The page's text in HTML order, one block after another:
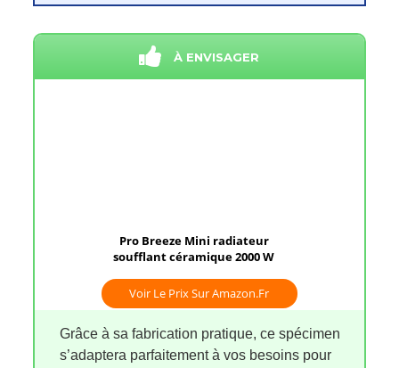
À ENVISAGER
Pro Breeze Mini radiateur
soufflant céramique 2000 W
Voir Le Prix Sur Amazon.fr
Grâce à sa fabrication pratique, ce spécimen
s’adaptera parfaitement à vos besoins pour